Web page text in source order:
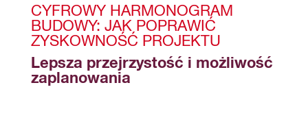
CYFROWY HARMONOGRAM
BUDOWY: JAK POPRAWIĆ
ZYSKOWNOŚĆ PROJEKTU
Lepsza przejrzystość i możliwość
zaplanowania